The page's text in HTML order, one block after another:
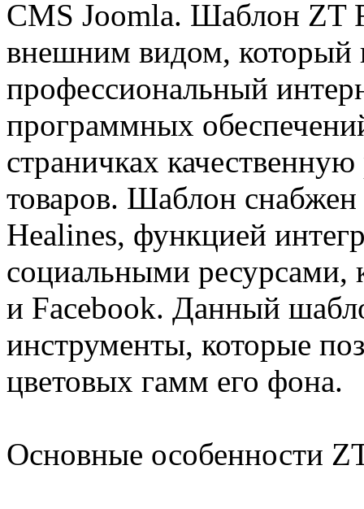
CMS Joomla. Шаблон ZT
внешним видом, который
профессиональный
программных
страничках
товаров. Шаблон
Healines, функцией
социальными ресурсами,
и Facebook. Данный
инструменты, которые
цветовых гамм его фона.
Основные особенности